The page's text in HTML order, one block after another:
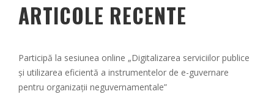
ARTICOLE RECENTE
Participă la sesiunea online „Digitalizarea serviciilor publice
și utilizarea eficientă a instrumentelor de e-guvernare
pentru organizații neguvernamentale”